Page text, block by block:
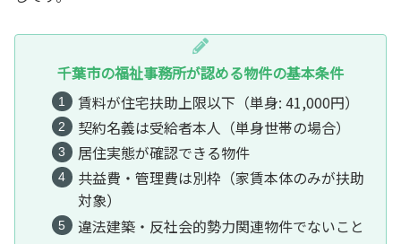
千葉市の福祉事務所が認める物件の基本条件
賃料が住宅扶助上限以下（単身: 41,000円）
契約名義は受給者本人（単身世帯の場合）
居住実態が確認できる物件
共益費・管理費は別枠（家賃本体のみが扶助
対象）
違法建築・反社会的勢力関連物件でないこと